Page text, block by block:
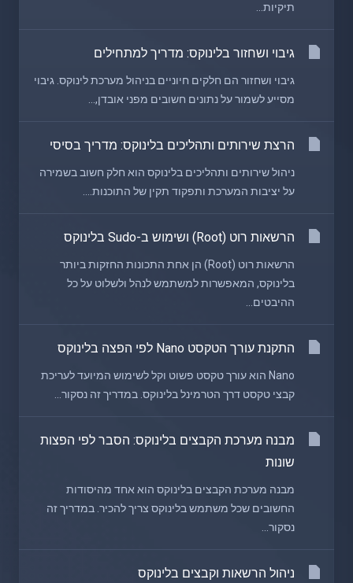
תיקיות...
גיבוי ושחזור בלינוקס: מדריך למתחילים
גיבוי ושחזור הם חלקים חיוניים בניהול מערכת לינוקס. גיבוי
מסייע לשמור על נתונים חשובים מפני אובדן,...
הרצת שירותים ותהליכים בלינוקס: מדריך בסיסי
ניהול שירותים ותהליכים בלינוקס הוא חלק חשוב בשמירה
על יציבות המערכת ותפקוד תקין של התוכנות....
הרשאות רוט (Root) ושימוש ב-Sudo בלינוקס
הרשאות רוט (Root) הן אחת התכונות החזקות ביותר
בלינוקס, המאפשרות למשתמש לנהל ולשלוט על כל
ההיבטים...
התקנת עורך הטקסט Nano לפי הפצה בלינוקס
Nano הוא עורך טקסט פשוט וקל לשימוש המיועד לעריכת
קבצי טקסט דרך הטרמינל בלינוקס. במדריך זה נסקור...
מבנה מערכת הקבצים בלינוקס: הסבר לפי הפצות
שונות
מבנה מערכת הקבצים בלינוקס הוא אחד מהיסודות
החשובים שכל משתמש בלינוקס צריך להכיר. במדריך זה
נסקור...
ניהול הרשאות וקבצים בלינוקס